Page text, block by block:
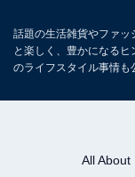
話題の生活雑貨やファッ
と楽しく、豊かになる
のライフスタイル事情も
All About